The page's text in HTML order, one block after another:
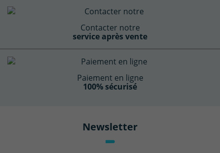
Contacter notre
service après vente
Paiement en ligne
100% sécurisé
Newsletter